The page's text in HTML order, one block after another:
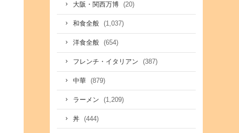
大阪・関西万博 (20)
和食全般 (1,037)
洋食全般 (654)
フレンチ・イタリアン (387)
中華 (879)
ラーメン (1,209)
丼 (444)